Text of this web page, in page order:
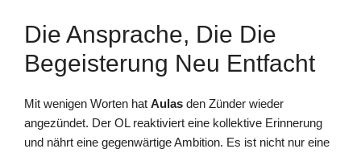
Die Ansprache, Die Die
Begeisterung Neu Entfacht
Mit wenigen Worten hat Aulas den Zünder wieder
angezündet. Der OL reaktiviert eine kollektive Erinnerung
und nährt eine gegenwärtige Ambition. Es ist nicht nur eine